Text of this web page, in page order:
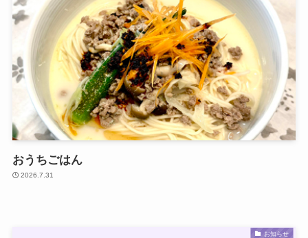
おうちごはん
2026.7.31
お知らせ